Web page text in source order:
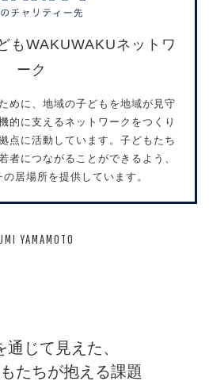
もWAKUWAKUネットワ
ーク
めに、地域の子どもを地域が見守
的に支えるネットワークをつくり
点に活動しています。子どもたち
者につながることができるよう、
居場所を提供しています。
YAMAMOTO
通じて見えた、
たちが抱える課題